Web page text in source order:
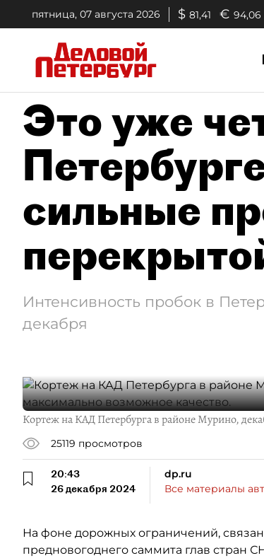
пятница, 07 августа 2026 $ 81,41 € 94,06
Это уже
сильные
Интенсивность пробок в
декабря
Кортеж на КАД Петербурга в районе Мурино,
25119 просмотров
20:43
26 декабря 2024
dp.ru
Все материалы
На фоне дорожных ограничений,
предновогоднего саммита глав стран